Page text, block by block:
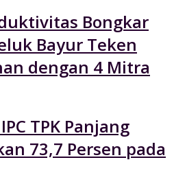
Bongkar
Bayur Teken
dengan 4 Mitra
TPK Panjang
73,7 Persen pada